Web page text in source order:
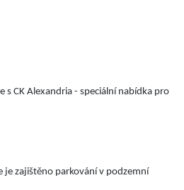
s CK Alexandria - speciální nabídka pro
je zajištěno parkování v podzemní